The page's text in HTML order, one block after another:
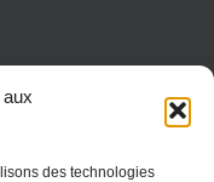
des technologies